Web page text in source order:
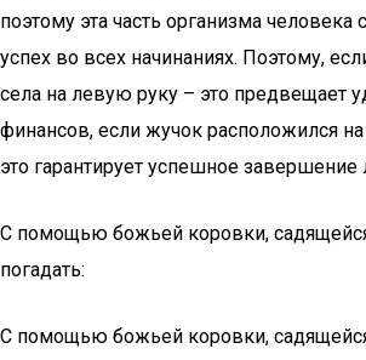
поэтому эта часть организма человека
успех во всех начинаниях. Поэтому,
села на левую руку – это предвещает
финансов, если жучок расположился
это гарантирует успешное
С помощью божьей коровки,
погадать:
С помощью божьей коровки,